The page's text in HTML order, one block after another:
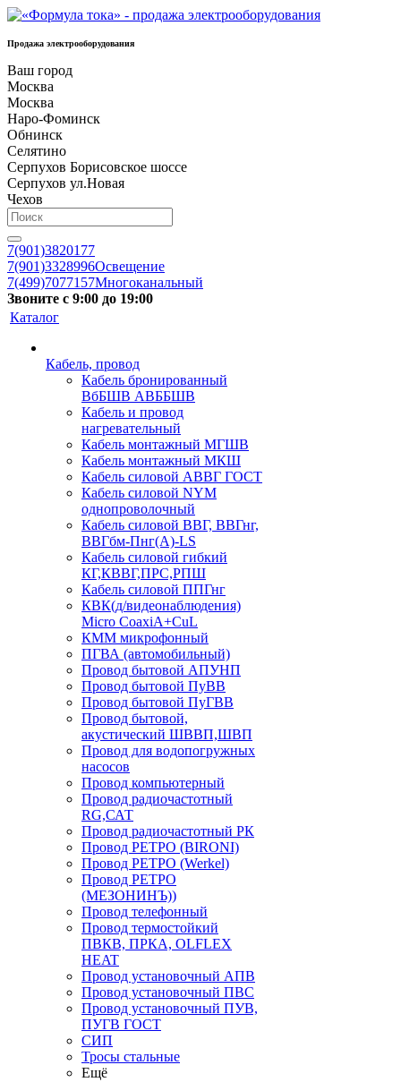
Продажа электрооборудования
Ваш город
Москва
Москва
Наро-Фоминск
Обнинск
Селятино
Серпухов Борисовское шоссе
Серпухов ул.Новая
Чехов
7(901)3820177
7(901)3328996Освещение
7(499)7077157Многоканальный
Звоните с 9:00 до 19:00
Каталог
Кабель, провод
Кабель бронированный
ВбБШВ АВББШВ
Кабель и провод
нагревательный
Кабель монтажный МГШВ
Кабель монтажный МКШ
Кабель силовой АВВГ ГОСТ
Кабель силовой NYM
однопроволочный
Кабель силовой ВВГ, ВВГнг,
ВВГбм-Пнг(А)-LS
Кабель силовой гибкий
КГ,КВВГ,ПРС,РПШ
Кабель силовой ППГнг
КВК(д/видеонаблюдения)
Micro CoaxiA+CuL
КММ микрофонный
ПГВА (автомобильный)
Провод бытовой АПУНП
Провод бытовой ПуВВ
Провод бытовой ПуГВВ
Провод бытовой,
акустический ШВВП,ШВП
Провод для водопогружных
насосов
Провод компьютерный
Провод радиочастотный
RG,САТ
Провод радиочастотный РК
Провод РЕТРО (BIRONI)
Провод РЕТРО (Werkel)
Провод РЕТРО
(МЕЗОНИНЪ))
Провод телефонный
Провод термостойкий
ПВКВ, ПРКА, OLFLEX
HEAT
Провод установочный АПВ
Провод установочный ПВС
Провод установочный ПУВ,
ПУГВ ГОСТ
СИП
Тросы стальные
Ещё